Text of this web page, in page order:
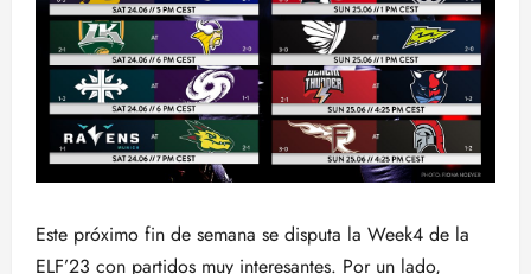
Este próximo fin de semana se disputa la Week4 de la
ELF’23 con partidos muy interesantes. Por un lado,